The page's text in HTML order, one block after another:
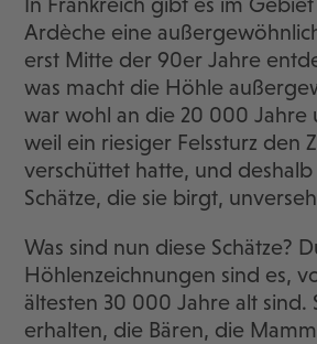
Ardèche eine
erst Mitte der 90er Jahre
was macht die Höhle
war wohl an die 20 000 Jahre
weil ein riesiger Felssturz den
verschüttet hatte, und
Schätze, die sie birgt,
Was sind nun diese Schätze?
Höhlenzeichnungen sind es,
ältesten 30 000 Jahre alt sind.
erhalten, die Bären, die